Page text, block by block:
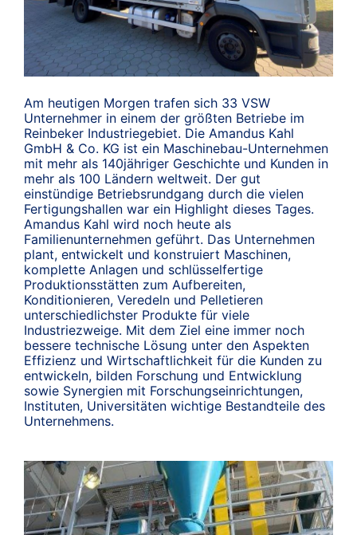
Am heutigen Morgen trafen sich 33 VSW
Unternehmer in einem der größten Betriebe im
Reinbeker Industriegebiet. Die Amandus Kahl
GmbH & Co. KG ist ein Maschinebau-Unternehmen
mit mehr als 140jähriger Geschichte und Kunden in
mehr als 100 Ländern weltweit. Der gut
einstündige Betriebsrundgang durch die vielen
Fertigungshallen war ein Highlight dieses Tages.
Amandus Kahl wird noch heute als
Familienunternehmen geführt. Das Unternehmen
plant, entwickelt und konstruiert Maschinen,
komplette Anlagen und schlüsselfertige
Produktionsstätten zum Aufbereiten,
Konditionieren, Veredeln und Pelletieren
unterschiedlichster Produkte für viele
Industriezweige. Mit dem Ziel eine immer noch
bessere technische Lösung unter den Aspekten
Effizienz und Wirtschaftlichkeit für die Kunden zu
entwickeln, bilden Forschung und Entwicklung
sowie Synergien mit Forschungseinrichtungen,
Instituten, Universitäten wichtige Bestandteile des
Unternehmens.